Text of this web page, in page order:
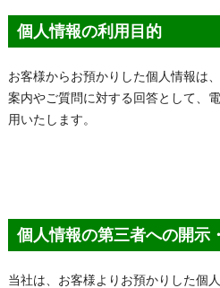
個人情報の利用目的
お客様からお預かりした個人情報は
案内やご質問に対する回答として、
用いたします。
個人情報の第三者への開示
当社は、お客様よりお預かりした個